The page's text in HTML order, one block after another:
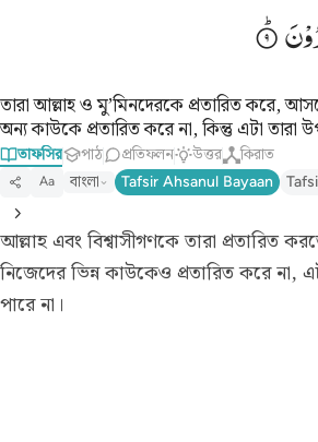
তারা আল্লাহ ও মু’মিনদেরকে প্রতারিত করে,
অন্য কাউকে প্রতারিত করে না, কিন্তু এটা তারা
তাফসির পাঠ প্রতিফলন উত্তর কিরাত
Aa বাংলা Tafsir Ahsanul Bayaan
আল্লাহ এবং বিশ্বাসীগণকে তারা প্রতারিত
নিজেদের ভিন্ন কাউকেও প্রতারিত করে না,
পারে না।